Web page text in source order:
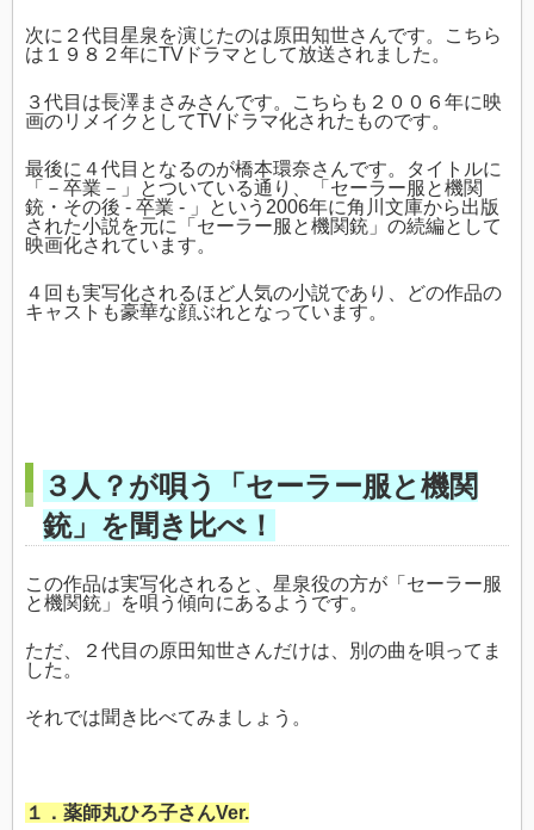
次に２代目星泉を演じたのは原田知世さんです。こちら
は１９８２年にTVドラマとして放送されました。
３代目は長澤まさみさんです。こちらも２００６年に映
画のリメイクとしてTVドラマ化されたものです。
最後に４代目となるのが橋本環奈さんです。タイトルに
「－卒業－」とついている通り、「セーラー服と機関
銃・その後 - 卒業 - 」という2006年に角川文庫から出版
された小説を元に「セーラー服と機関銃」の続編として
映画化されています。
４回も実写化されるほど人気の小説であり、どの作品の
キャストも豪華な顔ぶれとなっています。
３人？が唄う「セーラー服と機関
銃」を聞き比べ！
この作品は実写化されると、星泉役の方が「セーラー服
と機関銃」を唄う傾向にあるようです。
ただ、２代目の原田知世さんだけは、別の曲を唄ってま
した。
それでは聞き比べてみましょう。
１．薬師丸ひろ子さんVer.